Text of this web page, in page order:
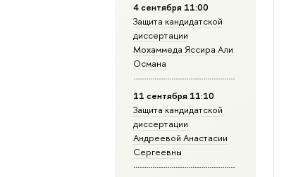
4 сентября 11:00
Защита кандидатской
диссертации
Мохаммеда Яссира Али
Османа
11 сентября 11:10
Защита кандидатской
диссертации
Андреевой Анастасии
Сергеевны